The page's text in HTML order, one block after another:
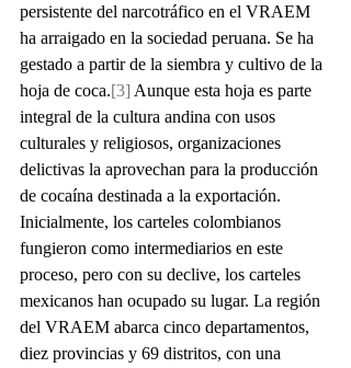
persistente del narcotráfico en el VRAEM
ha arraigado en la sociedad peruana. Se ha
gestado a partir de la siembra y cultivo de la
hoja de coca.[3] Aunque esta hoja es parte
integral de la cultura andina con usos
culturales y religiosos, organizaciones
delictivas la aprovechan para la producción
de cocaína destinada a la exportación.
Inicialmente, los carteles colombianos
fungieron como intermediarios en este
proceso, pero con su declive, los carteles
mexicanos han ocupado su lugar. La región
del VRAEM abarca cinco departamentos,
diez provincias y 69 distritos, con una